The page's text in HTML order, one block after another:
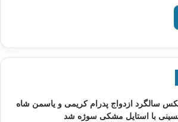
سالگرد ازدواج پدرام کریمی و یاسمن شاه‌
با استایل مشکی سوژه شد